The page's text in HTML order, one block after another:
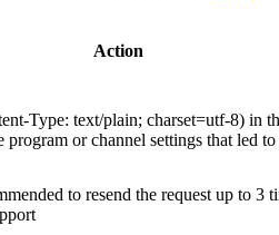
Action
Type: text/plain; charset=utf-8) in
or channel settings that led
to resend the request up to